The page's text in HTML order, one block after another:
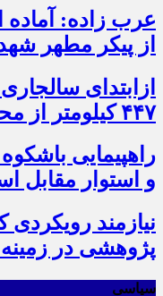
عرب زاده: آماده
از پیکر مطهر
ازابتدای
۴۴۷ کیلومتر از محورهای خراسان جنوبی
و استوار مقابل
نیازمند رویکردی
پژوهشی در
سیاسی